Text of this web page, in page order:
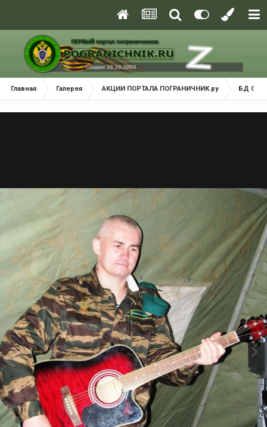
Главная Галерея АКЦИИ ПОРТАЛА ПОГРАНИЧНИК.ру БД